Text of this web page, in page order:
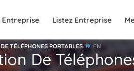
Entreprise Listez Entreprise
TÉLÉPHONES PORTABLES EN
De